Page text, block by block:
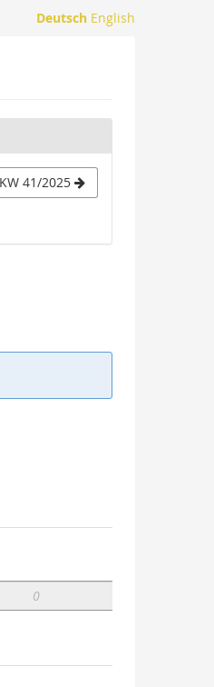
Deutsch English
KW 41/2025